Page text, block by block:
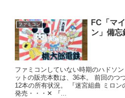
ファミコン
FC「マ
ン」備忘
ファミコンしていない時期のハドソ
ットの販売本数は、36本。 前回のつ
12本の所有状況。 『迷宮組曲 ミロン
発売・・・✕ 『...